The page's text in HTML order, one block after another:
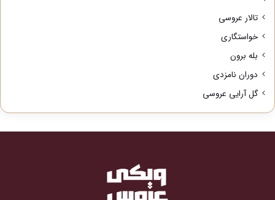
تالار عروسی
خواستگاری
بله برون
دوران نامزدی
گل آرایی عروسی